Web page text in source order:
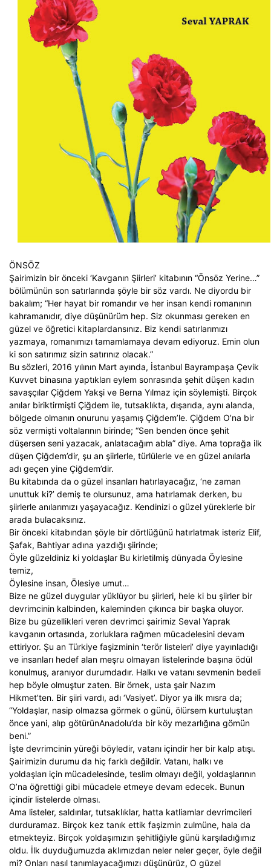
ÖNSÖZ
Şairimizin bir önceki ‘Kavganın Şiirleri’ kitabının “Önsöz Yerine…”
bölümünün son satırlarında şöyle bir söz vardı. Ne diyordu bir
bakalım; “Her hayat bir romandır ve her insan kendi romanının
kahramanıdır, diye düşünürüm hep. Siz okunması gereken en
güzel ve öğretici kitaplardansınız. Biz kendi satırlarımızı
yazmaya, romanımızı tamamlamaya devam ediyoruz. Emin olun
ki son satırımız sizin satırınız olacak.”
Bu sözleri, 2016 yılının Mart ayında, İstanbul Bayrampaşa Çevik
Kuvvet binasına yaptıkları eylem sonrasında şehit düşen kadın
savaşçılar Çiğdem Yakşi ve Berna Yılmaz için söylemişti. Birçok
anılar biriktirmişti Çiğdem ile, tutsaklıkta, dışarıda, aynı alanda,
bölgede olmanın onurunu yaşamış Çiğdem’le. Çiğdem O’na bir
söz vermişti voltalarının birinde; “Sen benden önce şehit
düşersen seni yazacak, anlatacağım abla” diye. Ama toprağa ilk
düşen Çiğdem’dir, şu an şiirlerle, türlülerle ve en güzel anılarla
adı geçen yine Çiğdem’dir.
Bu kitabında da o güzel insanları hatırlayacağız, ‘ne zaman
unuttuk ki?’ demiş te olursunuz, ama hatırlamak derken, bu
şiirlerle anılarımızı yaşayacağız. Kendinizi o güzel yüreklerle bir
arada bulacaksınız.
Bir önceki kitabından şöyle bir dörtlüğünü hatırlatmak isteriz Elif,
Şafak, Bahtiyar adına yazdığı şiirinde;
Öyle güzeldiniz ki yoldaşlar Bu kirletilmiş dünyada Öylesine
temiz,
Öylesine insan, Ölesiye umut…
Bize ne güzel duygular yüklüyor bu şiirleri, hele ki bu şiirler bir
devrimcinin kalbinden, kaleminden çıkınca bir başka oluyor.
Bize bu güzellikleri veren devrimci şairimiz Seval Yaprak
kavganın ortasında, zorluklara rağmen mücadelesini devam
ettiriyor. Şu an Türkiye faşizminin ‘terör listeleri’ diye yayınladığı
ve insanları hedef alan meşru olmayan listelerinde başına ödül
konulmuş, aranıyor durumdadır. Halkı ve vatanı sevmenin bedeli
hep böyle olmuştur zaten. Bir örnek, usta şair Nazım
Hikmet’ten. Bir şiiri vardı, adı ‘Vasiyet’. Diyor ya ilk mısra da;
“Yoldaşlar, nasip olmazsa görmek o günü, ölürsem kurtuluştan
önce yani, alıp götürünAnadolu’da bir köy mezarlığına gömün
beni.”
İşte devrimcinin yüreği böyledir, vatanı içindir her bir kalp atışı.
Şairimizin durumu da hiç farklı değildir. Vatanı, halkı ve
yoldaşları için mücadelesinde, teslim olmayı değil, yoldaşlarının
O’na öğrettiği gibi mücadele etmeye devam edecek. Bunun
içindir listelerde olması.
Ama listeler, saldırılar, tutsaklıklar, hatta katliamlar devrimcileri
durduramaz. Birçok kez tanık ettik faşizmin zulmüne, hala da
etmekteyiz. Birçok yoldaşımızın şehitliğiyle günü karşıladığımız
oldu. İlk duyduğumuzda aklımızdan neler neler geçer, öyle değil
mi? Onları nasıl tanımlayacağımızı düşünürüz, O güzel